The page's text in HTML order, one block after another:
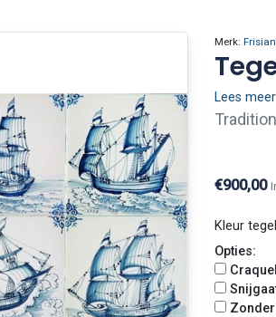
Merk:
Lees meer
met ons
€900,00
Kleur
Opties: